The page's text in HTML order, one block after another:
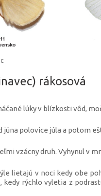
rákosová
lúky v blízkosti vôd,
júna polovice júla a potom
vzácny druh. Vyhynul v
lietajú v noci kedy obe
kedy rýchlo vyletia z